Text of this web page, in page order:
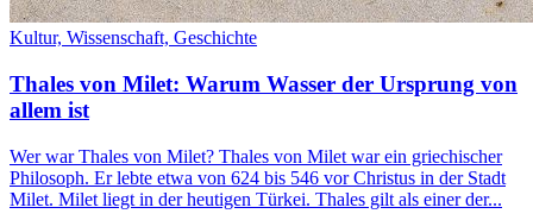
Kultur, Wissenschaft, Geschichte
Thales von Milet: Warum Wasser der Ursprung von
allem ist
Wer war Thales von Milet? Thales von Milet war ein griechischer
Philosoph. Er lebte etwa von 624 bis 546 vor Christus in der Stadt
Milet. Milet liegt in der heutigen Türkei. Thales gilt als einer der...